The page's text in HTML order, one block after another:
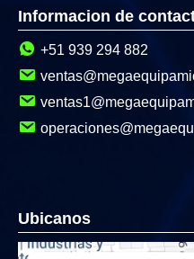
Informacion de
+51 939 294 882
Ubicanos